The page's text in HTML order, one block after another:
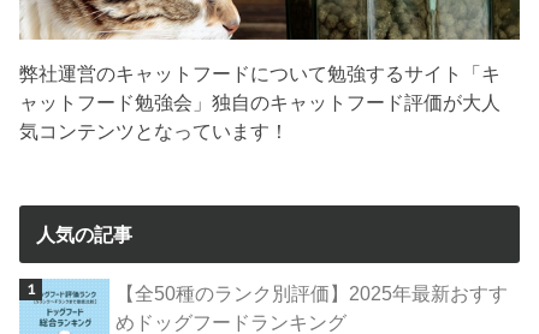
弊社運営のキャットフードについて勉強するサイト「キ
ャットフード勉強会」独自のキャットフード評価が大人
気コンテンツとなっています！
人気の記事
【全50種のランク別評価】2025年最新おすす
めドッグフードランキング